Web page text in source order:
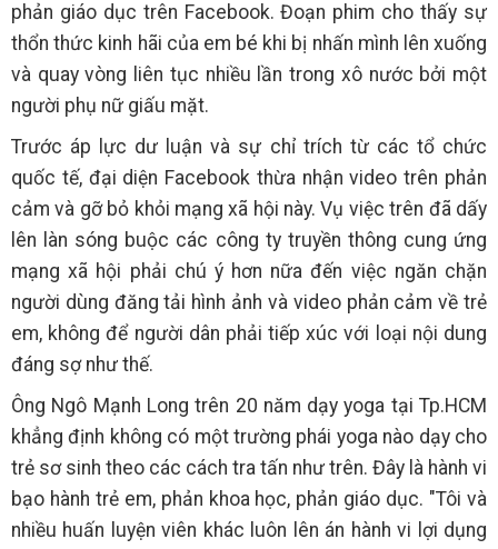
phản giáo dục trên Facebook. Đoạn phim cho thấy sự
thổn thức kinh hãi của em bé khi bị nhấn mình lên xuống
và quay vòng liên tục nhiều lần trong xô nước bởi một
người phụ nữ giấu mặt.
Trước áp lực dư luận và sự chỉ trích từ các tổ chức
quốc tế, đại diện Facebook thừa nhận video trên phản
cảm và gỡ bỏ khỏi mạng xã hội này. Vụ việc trên đã dấy
lên làn sóng buộc các công ty truyền thông cung ứng
mạng xã hội phải chú ý hơn nữa đến việc ngăn chặn
người dùng đăng tải hình ảnh và video phản cảm về trẻ
em, không để người dân phải tiếp xúc với loại nội dung
đáng sợ như thế.
Ông Ngô Mạnh Long trên 20 năm dạy yoga tại Tp.HCM
khẳng định không có một trường phái yoga nào dạy cho
trẻ sơ sinh theo các cách tra tấn như trên. Đây là hành vi
bạo hành trẻ em, phản khoa học, phản giáo dục. "Tôi và
nhiều huấn luyện viên khác luôn lên án hành vi lợi dụng